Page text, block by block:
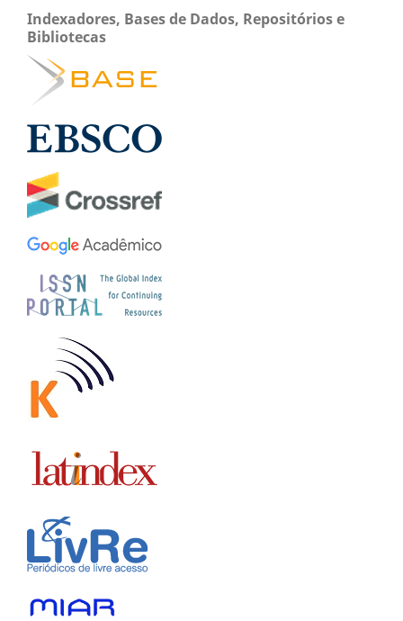
Indexadores, Bases de Dados, Repositórios e
Bibliotecas